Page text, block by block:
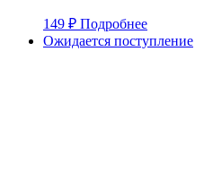
149 ₽ Подробнее
Ожидается поступление